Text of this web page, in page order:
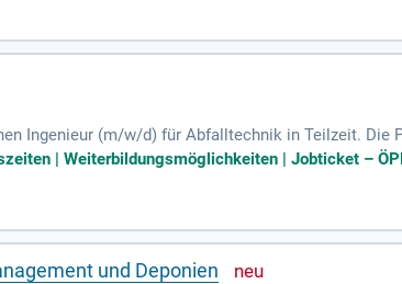
Ingenieur (m/w/d) für Abfalltechnik in Teilzeit. Die
Anlagen. Zu den Aufgaben
Sie für die Kostenkalkulation und Kontrolle der
mit!
| Weiterbildungsmöglichkeiten | Jobticket –
und Deponien